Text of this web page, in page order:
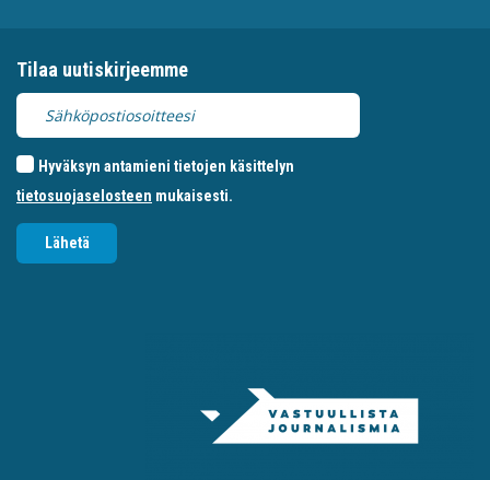
Tilaa uutiskirjeemme
Hyväksyn antamieni tietojen käsittelyn
tietosuojaselosteen mukaisesti.
Lähetä